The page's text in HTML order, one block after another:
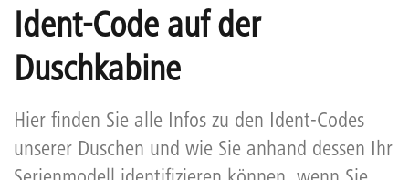
Ident-Code auf der
Duschkabine
Hier finden Sie alle Infos zu den Ident-Codes
unserer Duschen und wie Sie anhand dessen Ihr